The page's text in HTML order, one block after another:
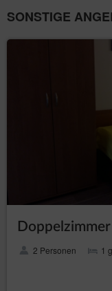
SONSTIGE
2 Personen 1